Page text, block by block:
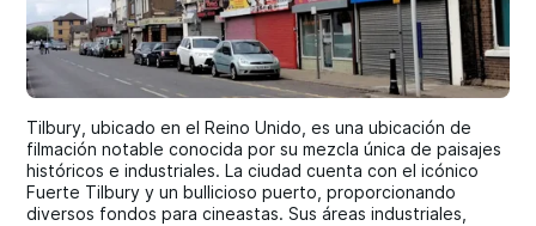
Tilbury, ubicado en el Reino Unido, es una ubicación de
filmación notable conocida por su mezcla única de paisajes
históricos e industriales. La ciudad cuenta con el icónico
Fuerte Tilbury y un bullicioso puerto, proporcionando
diversos fondos para cineastas. Sus áreas industriales,